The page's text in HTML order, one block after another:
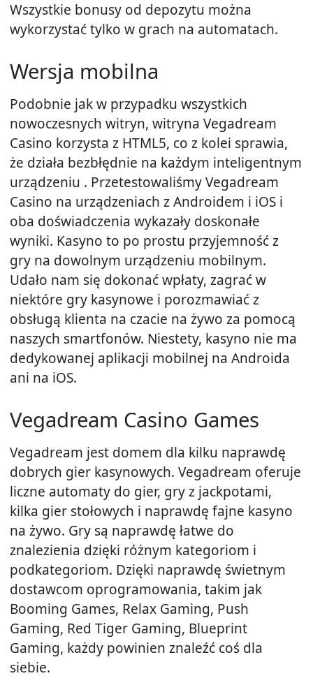
Wszystkie bonusy od depozytu można
wykorzystać tylko w grach na automatach.
Wersja mobilna
Podobnie jak w przypadku wszystkich
nowoczesnych witryn, witryna Vegadream
Casino korzysta z HTML5, co z kolei sprawia,
że ​​działa bezbłędnie na każdym inteligentnym
urządzeniu . Przetestowaliśmy Vegadream
Casino na urządzeniach z Androidem i iOS i
oba doświadczenia wykazały doskonałe
wyniki. Kasyno to po prostu przyjemność z
gry na dowolnym urządzeniu mobilnym.
Udało nam się dokonać wpłaty, zagrać w
niektóre gry kasynowe i porozmawiać z
obsługą klienta na czacie na żywo za pomocą
naszych smartfonów. Niestety, kasyno nie ma
dedykowanej aplikacji mobilnej na Androida
ani na iOS.
Vegadream Casino Games
Vegadream jest domem dla kilku naprawdę
dobrych gier kasynowych. Vegadream oferuje
liczne automaty do gier, gry z jackpotami,
kilka gier stołowych i naprawdę fajne kasyno
na żywo. Gry są naprawdę łatwe do
znalezienia dzięki różnym kategoriom i
podkategoriom. Dzięki naprawdę świetnym
dostawcom oprogramowania, takim jak
Booming Games, Relax Gaming, Push
Gaming, Red Tiger Gaming, Blueprint
Gaming, każdy powinien znaleźć coś dla
siebie.